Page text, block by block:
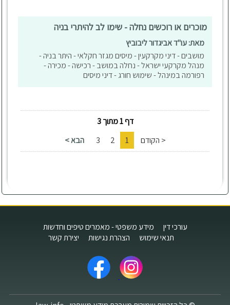
מוכרים או רוכשים נחלה - שימו לב להיתרי בניה
מאת: עו"ד אביגדור ליבוביץ
מושבים - דיני מקרקעין - מיסים מגזר חקלאי - היתר בניה -
מנהל מקרקעי ישראל - נחלה במושב - רכישה - מכירה -
רפורמה במינהל - שימוש חורג - דיני מיסים
דף 1 מתוך 3
< הקודם
1
2
3 הבא >
עורכי דין
מידע משפטי - מאמרים טיפים וחדשות
תנאי שימוש
הצהרת נגישות יצירת קשר